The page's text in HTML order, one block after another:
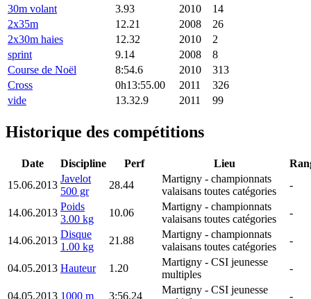
30m volant
3.93 2010
14
2x35m
12.21 2008
26
2x30m haies
12.32 2010
2
sprint
9.14 2008
8
Course de Noël
8:54.6 2010
313
Cross
0h13:55.00 2011
326
vide
13.32.9 2011 99
Historique des compétitions
Date Discipline Perf Lieu
15.06.2013
Javelot
500 gr
28.44
Martigny - championnats
valaisans toutes catégories
-
14.06.2013
Poids
3.00 kg
10.06
Martigny - championnats
valaisans toutes catégories
-
14.06.2013
Disque
1.00 kg
21.88
Martigny - championnats
valaisans toutes catégories
-
04.05.2013 Hauteur 1.20
Martigny - CSI jeunesse
multiples
-
04.05.2013 1000 m 3:56.24
Martigny - CSI jeunesse
-